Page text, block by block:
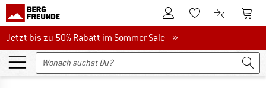
Zum KundenkontoZum Merkzettel.
Zum Zum
Jetzt bis zu 50% Rabatt im Sommer Sale
Jetzt bis zu 50% Rabatt im Sommer Sale »